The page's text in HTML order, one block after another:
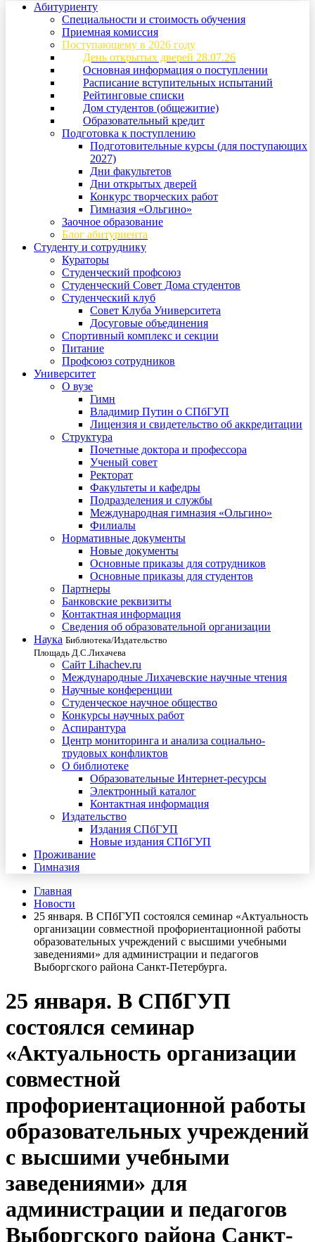
Абитуриенту
Специальности и стоимость обучения
Приемная комиссия
Поступающему в 2026 году
День открытых дверей 28.07.26
Основная информация о поступлении
Расписание вступительных испытаний
Рейтинговые списки
Дом студентов (общежитие)
Образовательный кредит
Подготовка к поступлению
Подготовительные курсы (для поступающих
2027)
Дни факультетов
Дни открытых дверей
Конкурс творческих работ
Гимназия «Ольгино»
Заочное образование
Блог абитуриента
Студенту и сотруднику
Кураторы
Студенческий профсоюз
Студенческий Совет Дома студентов
Студенческий клуб
Совет Клуба Университета
Досуговые объединения
Спортивный комплекс и секции
Питание
Профсоюз сотрудников
Университет
О вузе
Гимн
Владимир Путин о СПбГУП
Лицензия и свидетельство об аккредитации
Структура
Почетные доктора и профессора
Ученый совет
Ректорат
Факультеты и кафедры
Подразделения и службы
Международная гимназия «Ольгино»
Филиалы
Нормативные документы
Новые документы
Основные приказы для сотрудников
Основные приказы для студентов
Партнеры
Банковские реквизиты
Контактная информация
Сведения об образовательной организации
Наука Библиотека/Издательство
Площадь Д.С.Лихачева
Сайт Lihachev.ru
Международные Лихачевские научные чтения
Научные конференции
Студенческое научное общество
Конкурсы научных работ
Аспирантура
Центр мониторинга и анализа социально-
трудовых конфликтов
О библиотеке
Образовательные Интернет-ресурсы
Электронный каталог
Контактная информация
Издательство
Издания СПбГУП
Новые издания СПбГУП
Проживание
Гимназия
Главная
Новости
25 января. В СПбГУП состоялся семинар «Актуальность
организации совместной профориентационной работы
образовательных учреждений с высшими учебными
заведениями» для администрации и педагогов
Выборгского района Санкт-Петербурга.
25 января. В СПбГУП
состоялся семинар
«Актуальность организации
совместной
профориентационной работы
образовательных учреждений
с высшими учебными
заведениями» для
администрации и педагогов
Выборгского района Санкт-